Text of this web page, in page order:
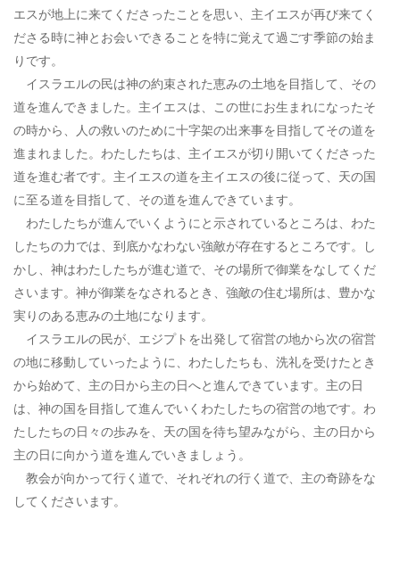
エスが地上に来てくださったことを思い、主イエスが再び来てく
ださる時に神とお会いできることを特に覚えて過ごす季節の始ま
りです。
イスラエルの民は神の約束された恵みの土地を目指して、その
道を進んできました。主イエスは、この世にお生まれになったそ
の時から、人の救いのために十字架の出来事を目指してその道を
進まれました。わたしたちは、主イエスが切り開いてくださった
道を進む者です。主イエスの道を主イエスの後に従って、天の国
に至る道を目指して、その道を進んできています。
わたしたちが進んでいくようにと示されているところは、わた
したちの力では、到底かなわない強敵が存在するところです。し
かし、神はわたしたちが進む道で、その場所で御業をなしてくだ
さいます。神が御業をなされるとき、強敵の住む場所は、豊かな
実りのある恵みの土地になります。
イスラエルの民が、エジプトを出発して宿営の地から次の宿営
の地に移動していったように、わたしたちも、洗礼を受けたとき
から始めて、主の日から主の日へと進んできています。主の日
は、神の国を目指して進んでいくわたしたちの宿営の地です。わ
たしたちの日々の歩みを、天の国を待ち望みながら、主の日から
主の日に向かう道を進んでいきましょう。
教会が向かって行く道で、それぞれの行く道で、主の奇跡をな
してくださいます。